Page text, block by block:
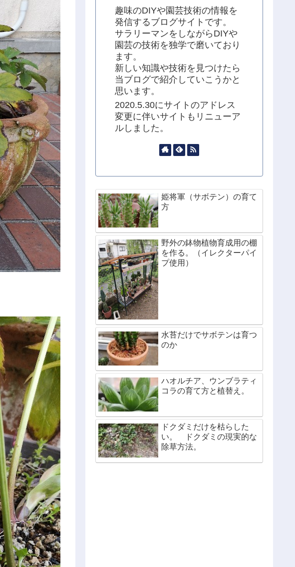
趣味のDIYや園芸技術の情報を
発信するブログサイトです。
サラリーマンをしながらDIYや
園芸の技術を独学で磨いており
ます。
新しい知識や技術を見つけたら
当ブログで紹介していこうかと
思います。
2020.5.30にサイトのアドレス
変更に伴いサイトもリニューア
ルしました。
姫将軍（サボテン）の育て
方
野外の鉢物植物育成用の棚
を作る。（イレクターパイ
プ使用）
水苔だけでサボテンは育つ
のか
ハオルチア、ウンブラティ
コラの育て方と植替え。
ドクダミだけを枯らした
い。 ドクダミの現実的な
除草方法。